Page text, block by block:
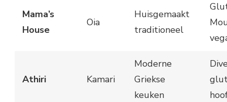
Mama’s
House
Oia
Huisgemaakt
traditioneel
Athiri Kamari
Moderne
Griekse
keuken